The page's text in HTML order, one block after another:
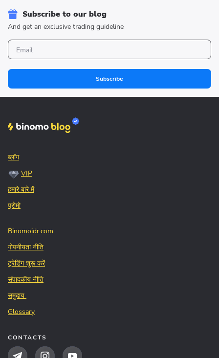
Subscribe to our blog
And get an exclusive trading guideline
Subscribe
ब्लॉग
VIP
हमारे बारे में
प्रोमो
Binomoidr.com
गोपनीयता नीति
ट्रेडिंग शुरू करें
संपादकीय नीति
समुदाय
Glossary
CONTACTS